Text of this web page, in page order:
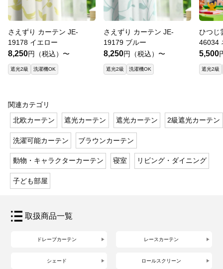
さえずり カーテン JE-
19178 イエロー
8,250円（税込）〜
遮光2級 洗濯機OK
さえずり カーテン JE-
19179 ブルー
8,250円（税込）〜
遮光2級 洗濯機OK
ひつじ
46034
5,500
遮光2級
関連カテゴリ
北欧カーテン
遮光カーテン 遮光カーテン 2級遮光カーテン
洗濯可能カーテン ブラウンカーテン
動物・キャラクターカーテン 寝室 リビング・ダイニング
子ども部屋
取扱商品一覧
ドレープカーテン レースカーテン
シェード ロールスクリーン